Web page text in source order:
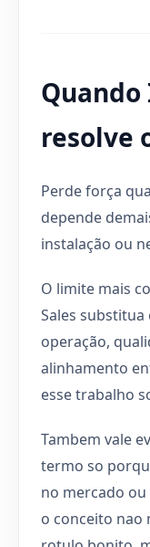
Quando
resolve
Perde força
depende
instalação ou
O limite mais
Sales substitua
operação,
alinhamento
esse trabalho
Tambem vale
termo so
no mercado
o conceito nao